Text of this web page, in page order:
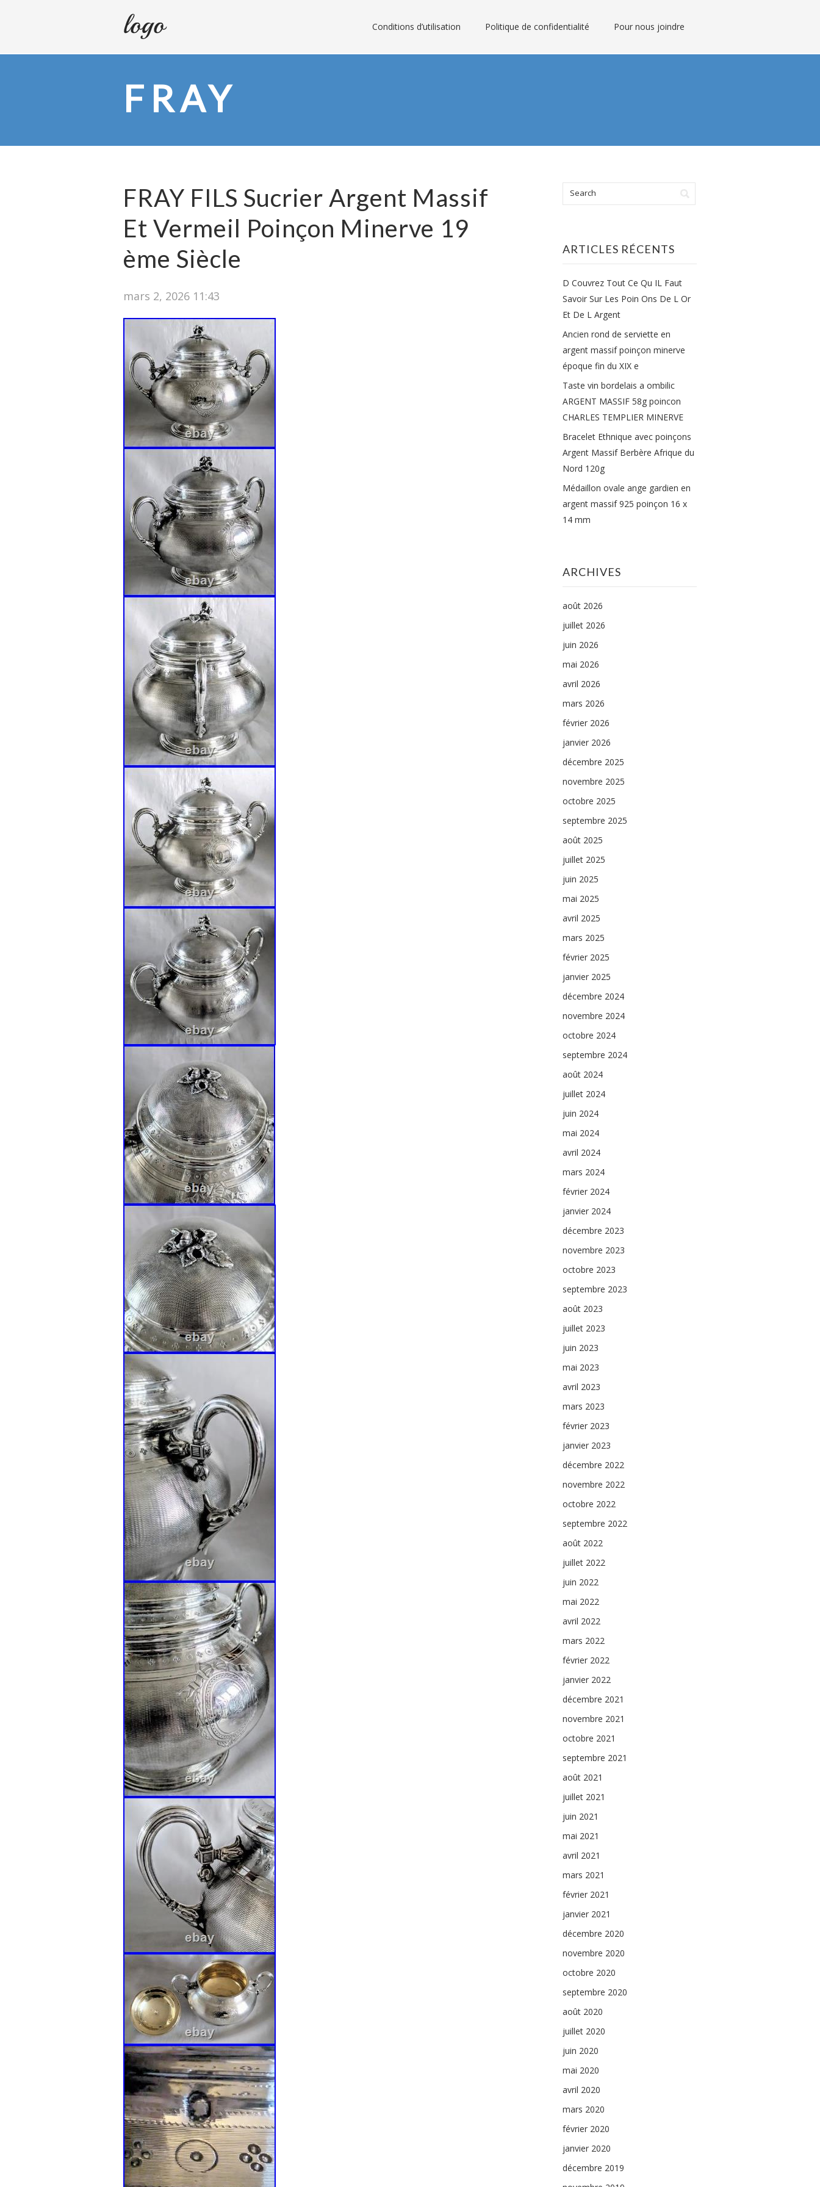
Conditions d’utilisation Politique de confidentialité Pour nous joindre
FRAY
FRAY FILS Sucrier Argent Massif
Et Vermeil Poinçon Minerve 19
ème Siècle
mars 2, 2026 11:43
ARTICLES RÉCENTS
D Couvrez Tout Ce Qu IL Faut
Savoir Sur Les Poin Ons De L Or
Et De L Argent
Ancien rond de serviette en
argent massif poinçon minerve
époque fin du XIX e
Taste vin bordelais a ombilic
ARGENT MASSIF 58g poincon
CHARLES TEMPLIER MINERVE
Bracelet Ethnique avec poinçons
Argent Massif Berbère Afrique du
Nord 120g
Médaillon ovale ange gardien en
argent massif 925 poinçon 16 x
14 mm
ARCHIVES
août 2026
juillet 2026
juin 2026
mai 2026
avril 2026
mars 2026
février 2026
janvier 2026
décembre 2025
novembre 2025
octobre 2025
septembre 2025
août 2025
juillet 2025
juin 2025
mai 2025
avril 2025
mars 2025
février 2025
janvier 2025
décembre 2024
novembre 2024
octobre 2024
septembre 2024
août 2024
juillet 2024
juin 2024
mai 2024
avril 2024
mars 2024
février 2024
janvier 2024
décembre 2023
novembre 2023
octobre 2023
septembre 2023
août 2023
juillet 2023
juin 2023
mai 2023
avril 2023
mars 2023
février 2023
janvier 2023
décembre 2022
novembre 2022
octobre 2022
septembre 2022
août 2022
juillet 2022
juin 2022
mai 2022
avril 2022
mars 2022
février 2022
janvier 2022
décembre 2021
novembre 2021
octobre 2021
septembre 2021
août 2021
juillet 2021
juin 2021
mai 2021
avril 2021
mars 2021
février 2021
janvier 2021
décembre 2020
novembre 2020
octobre 2020
septembre 2020
août 2020
juillet 2020
juin 2020
mai 2020
avril 2020
mars 2020
février 2020
janvier 2020
décembre 2019